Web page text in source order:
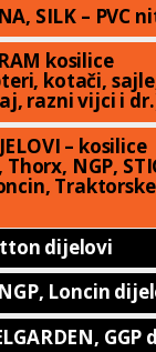
SILK – PVC
kosilice
kotači,
razni vijci i
– kosilice
NGP,
dijelovi
Loncin